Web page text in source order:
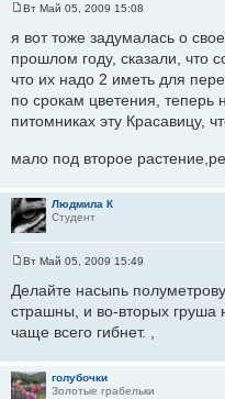
о
б
е
н
е
Вт Май 05, 2009 15:08
я вот тоже задумалась о
прошлом году, сказали, что
что их надо 2 иметь для
по срокам цветения, теперь
питомниках эту Красавицу,
мало под второе
Людмила К
Студент
о
б
е
и
е
Вт Май 05, 2009 15:49
Делайте насыпь
страшны, и во-вторых груша
чаще всего гибнет. ,
голубочки
Золотые грабельки